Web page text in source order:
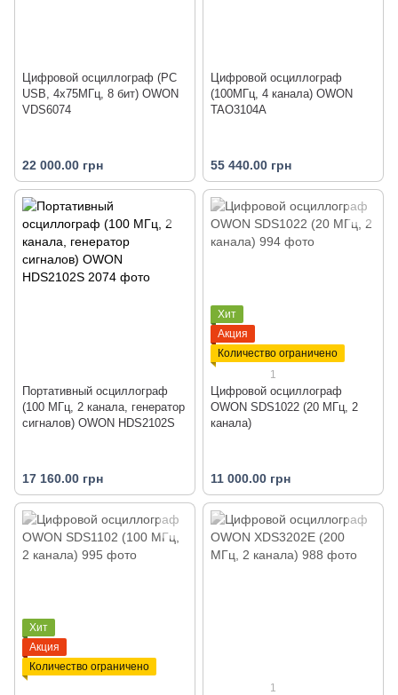
Цифровой осциллограф (PC
USB, 4x75МГц, 8 бит) OWON
VDS6074
22 000.00 грн
Цифровой осциллограф
(100МГц, 4 канала) OWON
TAO3104A
55 440.00 грн
Портативный осциллограф
(100 МГц, 2 канала, генератор
сигналов) OWON HDS2102S
17 160.00 грн
Хит
Акция
Количество ограничено
1
Цифровой осциллограф
OWON SDS1022 (20 МГц, 2
канала)
11 000.00 грн
Хит
Акция
Количество ограничено
1